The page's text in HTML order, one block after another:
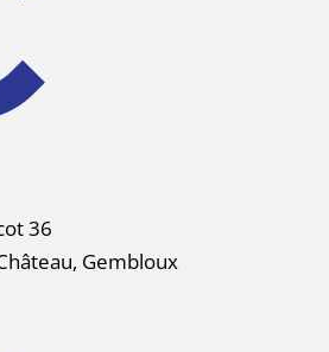
36
Gembloux